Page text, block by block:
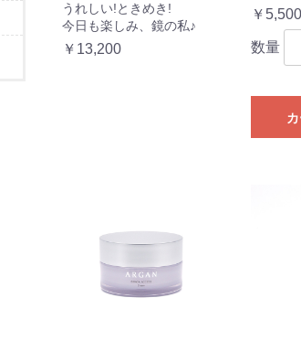
うれしい!ときめき!
今日も楽しみ、鏡の私♪
￥13,200
￥5,500
数量